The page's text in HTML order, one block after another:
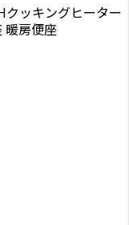
クッキングヒーター
暖房便座